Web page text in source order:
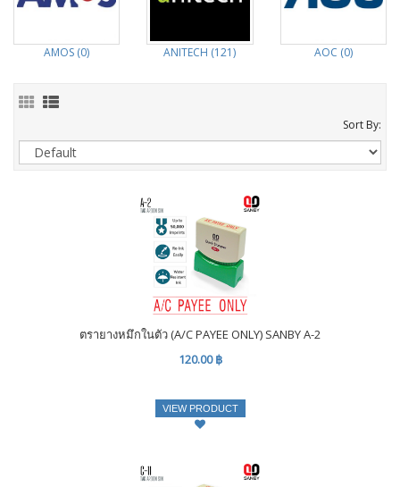
AMOS (0) ANITECH (121) AOC (0)
Sort By:
ตรายางหมึกในตัว (A/C PAYEE ONLY) SANBY A-2
120.00 ฿
VIEW PRODUCT